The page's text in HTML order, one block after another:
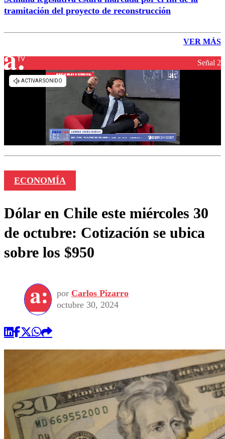
tramitación del proyecto de reconstrucción
VER MÁS
Señal 2
ECONOMÍA
Dólar en Chile este miércoles 30
de octubre: Cotización se ubica
sobre los $950
por Carlos Pizarro
octubre 30, 2024